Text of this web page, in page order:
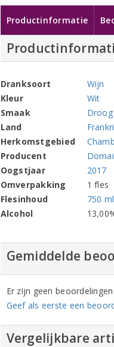
Productinformatie
Dranksoort
Wijn
Kleur
Wit
Smaak
Droog
Land
Herkomstgebied
Producent
Oogstjaar
2017
Omverpakking
1 fles
Flesinhoud
750 ml
Alcohol
Gemiddelde
Er zijn geen
Geef als eerste een
Vergelijkbare